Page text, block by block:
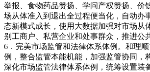
举报、食物药品赞扬、学问产权赞扬、价
场从体准入到退出全过程便当化，自动办
态新模式成长，使用大数据加强对市场从
别工商户、私营企业和处事群众，推进公
6．完美市场监管和法律体系体例。和理
例，整合监管本能机能，加强监管协同，
深化市场监管法律体系体例，统筹设置装